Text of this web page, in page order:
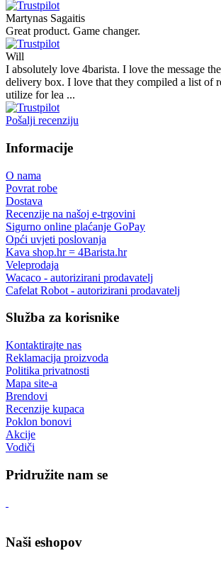
Martynas Sagaitis
Great product. Game changer.
Will
I absolutely love 4barista. I love the message
delivery box. I love that they compiled a list of
utilize for lea ...
Pošalji recenziju
Informacije
O nama
Povrat robe
Dostava
Recenzije na našoj e-trgovini
Sigurno online plaćanje GoPay
Opći uvjeti poslovanja
Kava shop.hr = 4Barista.hr
Veleprodaja
Wacaco - autorizirani prodavatelj
Cafelat Robot - autorizirani prodavatelj
Služba za korisnike
Kontaktirajte nas
Reklamacija proizvoda
Politika privatnosti
Mapa site-a
Brendovi
Recenzije kupaca
Poklon bonovi
Akcije
Vodiči
Pridružite nam se
Naši eshopov